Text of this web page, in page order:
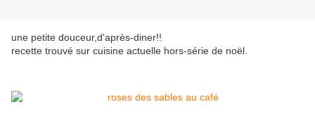
une petite douceur,d'après-diner!!
recette trouvé sur cuisine actuelle hors-série de noël.